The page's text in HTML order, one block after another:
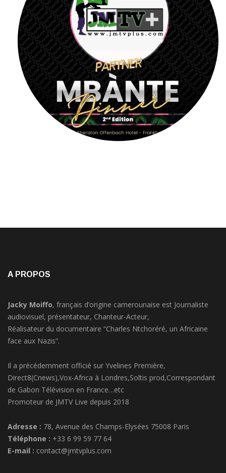
A PROPOS
Jacky Moiffo, français d’origine camerounaise est Journaliste
audiovisuel, présentateur, Chanteur-Acteur,
Réalisateur du documentaire “Charles Ntchoréré, un Africaine
face aux Nazis”.
Il a précédemment officié sur Yvelines Première,
Direct8(Cnews),Vox-Africa à Londres,Soltis prod,Correspondant
de Gabon Télévision en France…etc
Promoteur de JMTV Live depuis 2018
Adresse : 78, Avenue des Champs-Elysées 75008 Paris
Téléphone : +33 6 99 59 77 64
E-mail : contact@jmtvplus.com